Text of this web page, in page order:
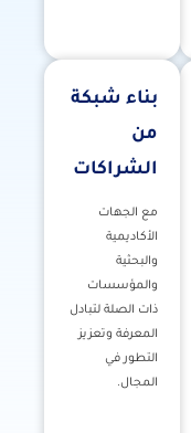
بناء شبكة
من
الشراكات
مع الجهات
الأكاديمية
والبحثية
والمؤسسات
ذات الصلة لتبادل
المعرفة وتعزيز
التطور في
المجال.